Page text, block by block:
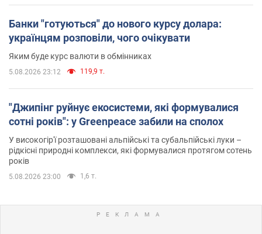
Банки "готуються" до нового курсу долара:
українцям розповіли, чого очікувати
Яким буде курс валюти в обмінниках
5.08.2026 23:12 119,9 т.
"Джипінг руйнує екосистеми, які формувалися
сотні років": у Greenpeace забили на сполох
У високогір'ї розташовані альпійські та субальпійські луки –
рідкісні природні комплекси, які формувалися протягом сотень
років
5.08.2026 23:00 1,6 т.